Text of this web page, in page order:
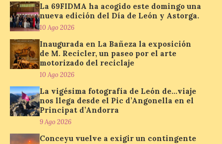
días a las 10:30 y a las 12:30
horas. No es necesaria
participar. El Gobierno de Aragón, en
colaboración con la Mancomunidad del
Alto Valle del Aragón y otras entidades […]
Inaugurada en Samos la
muestra Hospitalidad
monástica
10 Ago 2026
La 69FIDMA ha acogido este domingo una
nueva edición del Día de León y Astorga.
10 Ago 2026
Inaugurada en La Bañeza la exposición
de M. Recicler, un paseo por el arte
motorizado del reciclaje
10 Ago 2026
La vigésima fotografía de León de…viaje
nos llega desde el Pic d’Angonella en el
Principat d’Andorra
9 Ago 2026
Conceyu vuelve a exigir un contingente